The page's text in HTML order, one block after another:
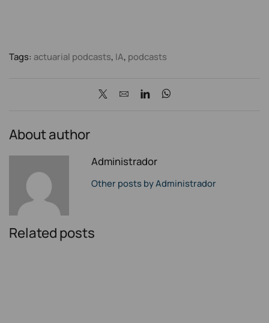
Tags: actuarial podcasts, IA, podcasts
About author
Administrador
Other posts by Administrador
Related posts